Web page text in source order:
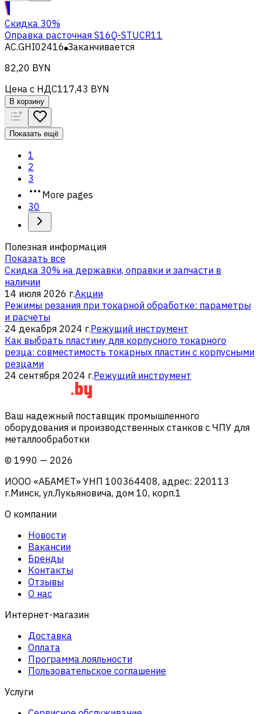
Скидка 30%
Оправка расточная S16Q-STUCR11
AC.GHI02416 Заканчивается
82,20 BYN
Цена с НДС117,43 BYN
В корзину
Показать ещё
1
2
3
More pages
30
Полезная информация
Показать все
Скидка 30% на державки, оправки и запчасти в
наличии
14 июля 2026 г.Акции
Режимы резания при токарной обработке: параметры
и расчеты
24 декабря 2024 г.Режущий инструмент
Как выбрать пластину для корпусного токарного
резца: совместимость токарных пластин с корпусными
резцами
24 сентября 2024 г.Режущий инструмент
Ваш надежный поставщик промышленного
оборудования и производственных станков с ЧПУ для
металлообработки
© 1990 — 2026
ИООО «АБАМЕТ» УНП 100364408, адрес: 220113
г.Минск, ул.Лукьяновича, дом 10, корп.1
О компании
Новости
Вакансии
Бренды
Контакты
Отзывы
О нас
Интернет-магазин
Доставка
Оплата
Программа лояльности
Пользовательское соглашение
Услуги